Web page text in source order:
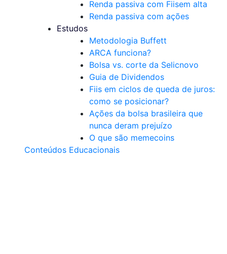
Renda passiva com Fiisem alta
Renda passiva com ações
Estudos
Metodologia Buffett
ARCA funciona?
Bolsa vs. corte da Selicnovo
Guia de Dividendos
Fiis em ciclos de queda de juros:
como se posicionar?
Ações da bolsa brasileira que
nunca deram prejuízo
O que são memecoins
Conteúdos Educacionais